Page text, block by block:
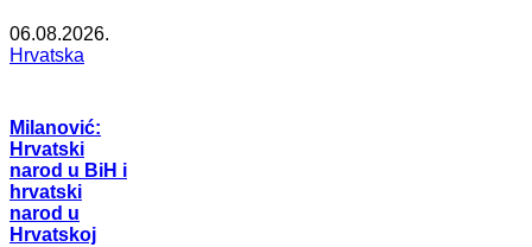
06.08.2026.
Hrvatska
Milanović:
Hrvatski
narod u BiH i
hrvatski
narod u
Hrvatskoj